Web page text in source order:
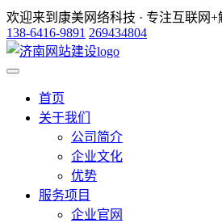
欢迎来到康美网络科技 · 专注互联网+
138-6416-9891 269434804
首页
关于我们
公司简介
企业文化
优势
服务项目
企业官网